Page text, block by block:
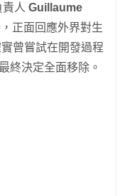
責人 Guillaume
正面回應外界對生
曾嘗試在開發過程
終決定全面移除。